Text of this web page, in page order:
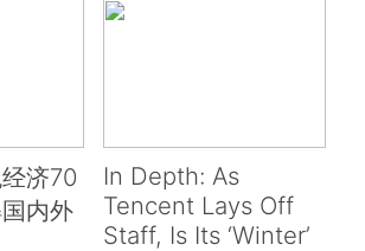
济70
内外
In Depth: As
Tencent Lays Off
Staff, Is Its ‘Winter’